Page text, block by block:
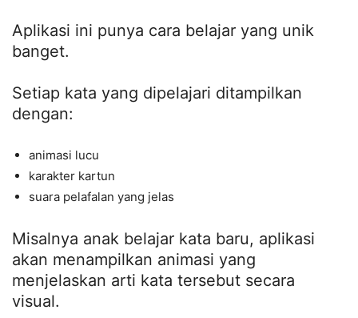
Aplikasi ini punya cara belajar yang unik
banget.
Setiap kata yang dipelajari ditampilkan
dengan:
animasi lucu
karakter kartun
suara pelafalan yang jelas
Misalnya anak belajar kata baru, aplikasi
akan menampilkan animasi yang
menjelaskan arti kata tersebut secara
visual.